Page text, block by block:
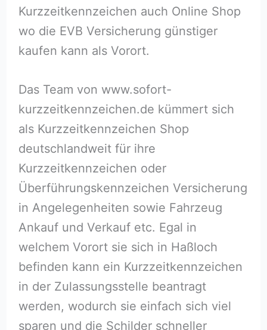
Kurzzeitkennzeichen auch Online Shop
wo die EVB Versicherung günstiger
kaufen kann als Vorort.
Das Team von www.sofort-
kurzzeitkennzeichen.de kümmert sich
als Kurzzeitkennzeichen Shop
deutschlandweit für ihre
Kurzzeitkennzeichen oder
Überführungskennzeichen Versicherung
in Angelegenheiten sowie Fahrzeug
Ankauf und Verkauf etc. Egal in
welchem Vorort sie sich in Haßloch⁠
befinden kann ein Kurzzeitkennzeichen
in der Zulassungsstelle beantragt
werden, wodurch sie einfach sich viel
sparen und die Schilder schneller